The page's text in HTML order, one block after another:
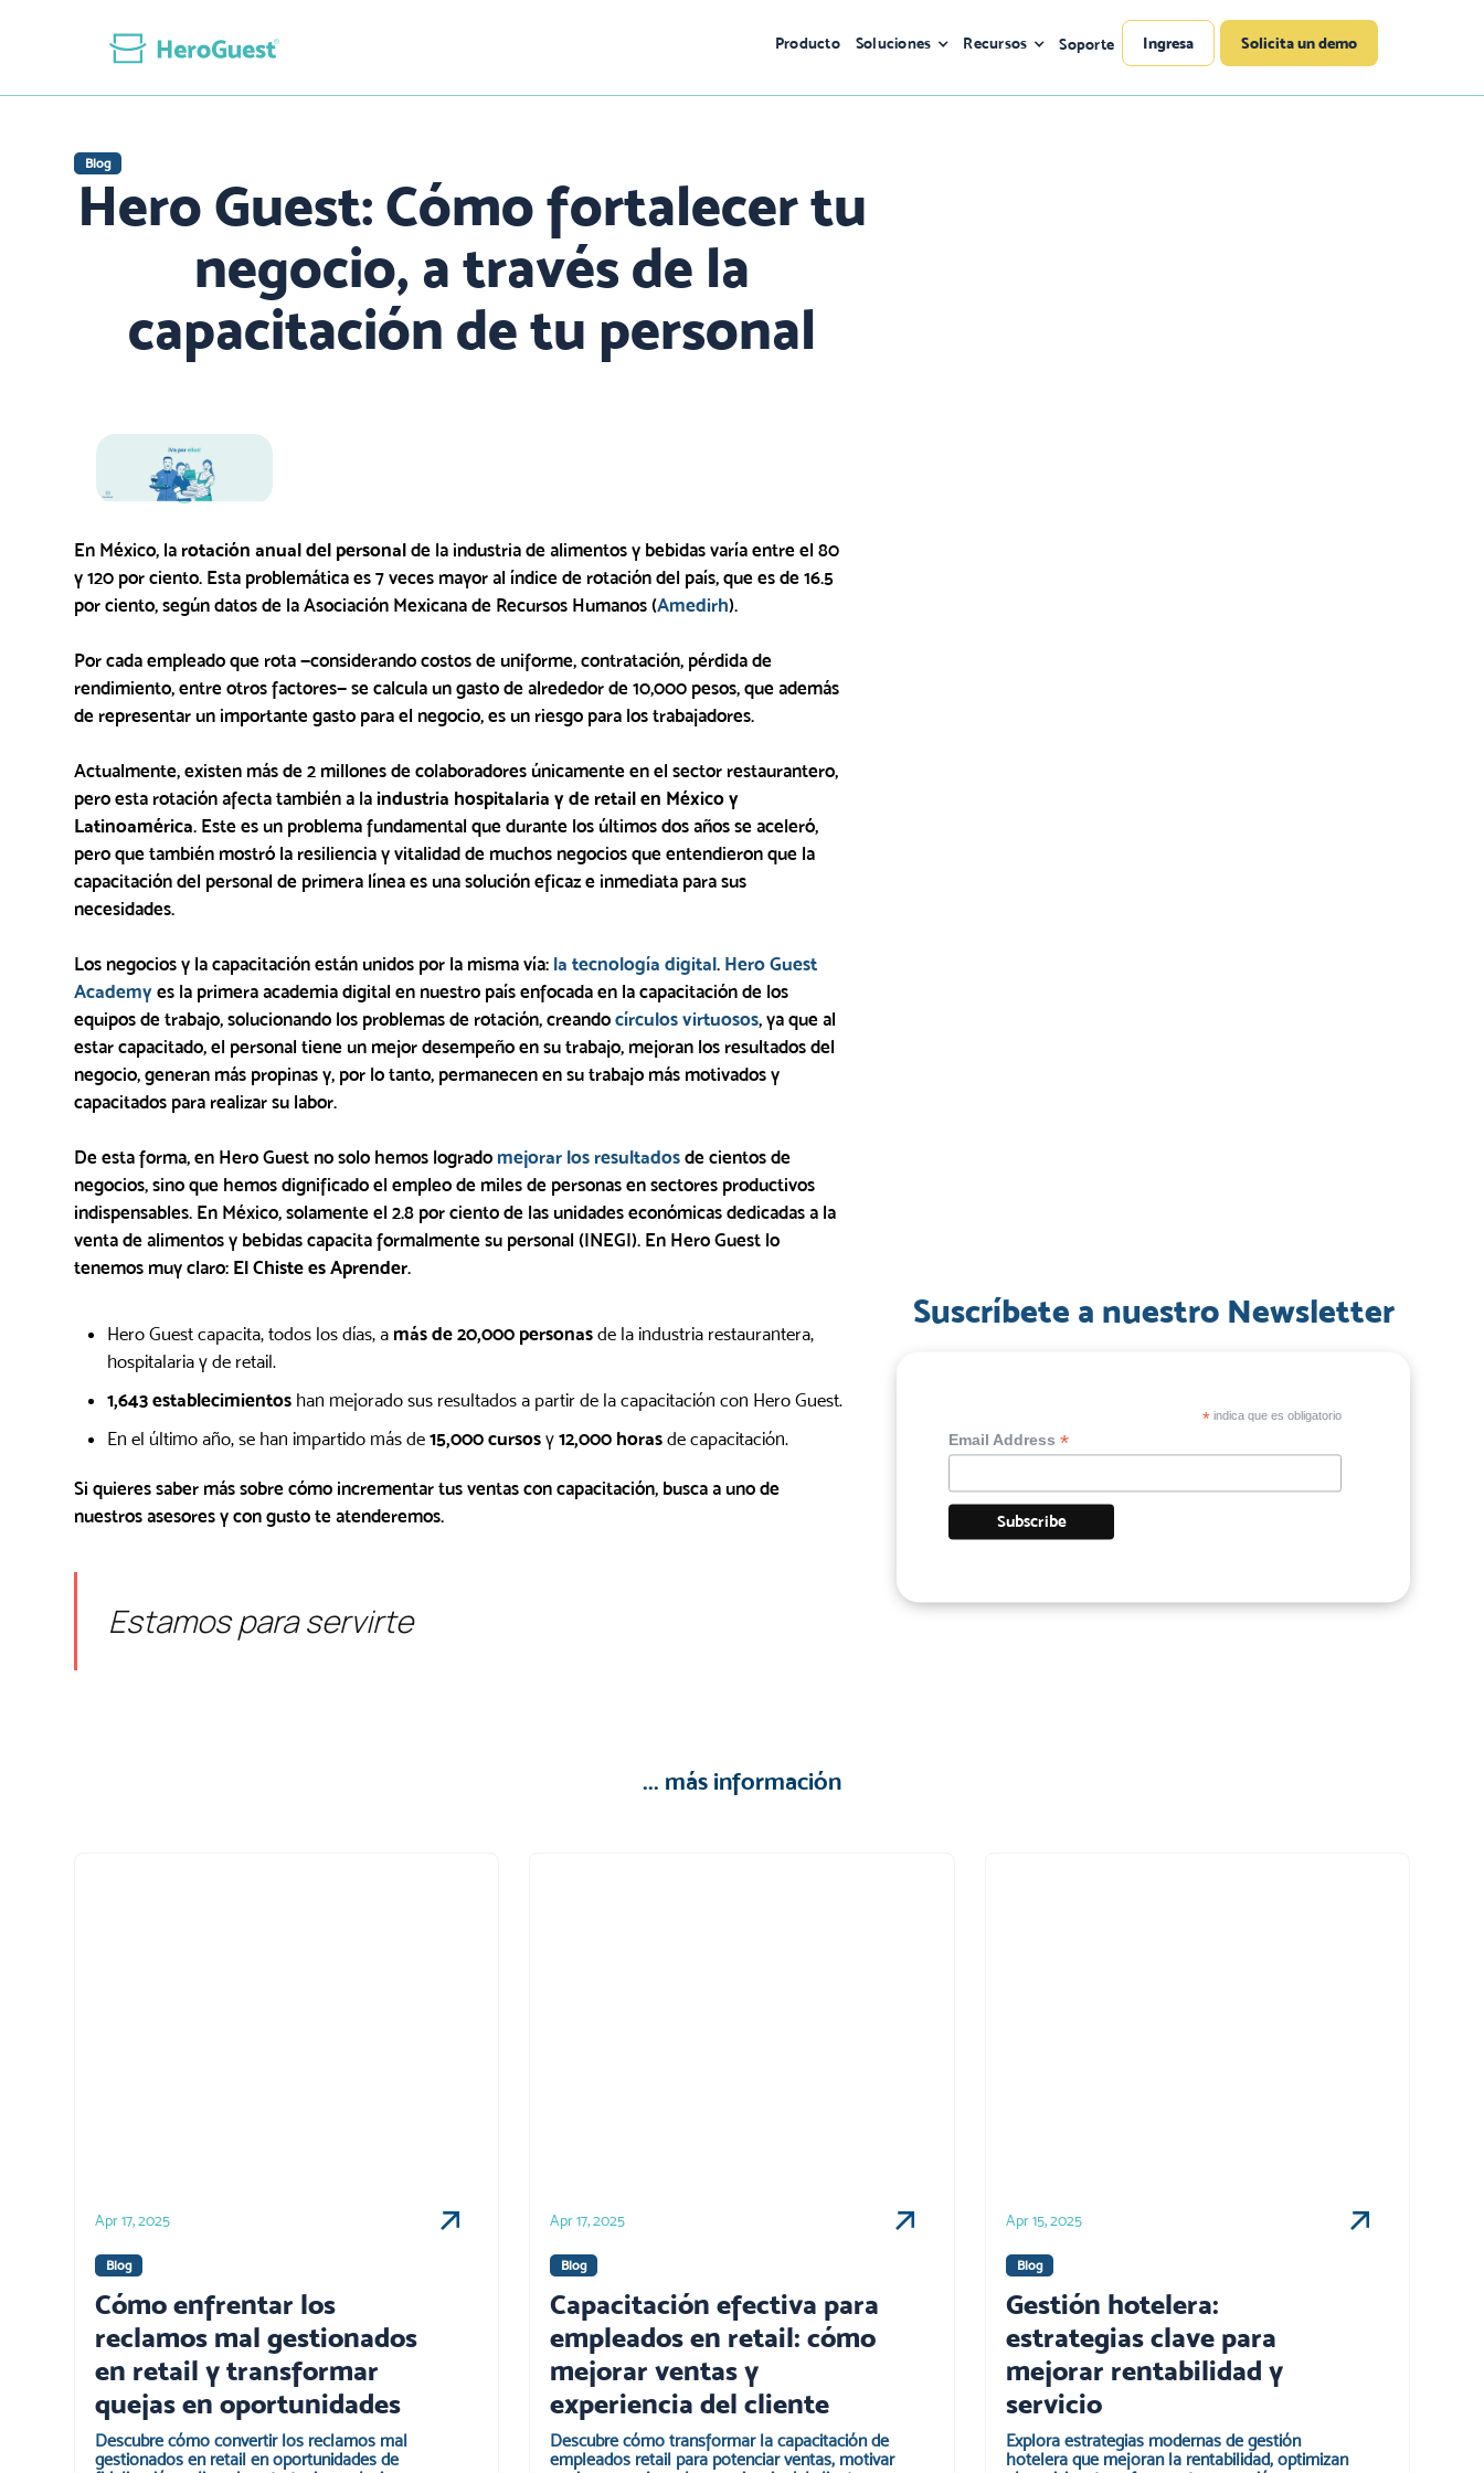
Blog
Hero Guest: Cómo fortalecer tu
negocio, a través de la
capacitación de tu personal
En México, la rotación anual del personal de la industria de alimentos y bebidas varía entre el 80
y 120 por ciento. Esta problemática es 7 veces mayor al índice de rotación del país, que es de 16.5
por ciento, según datos de la Asociación Mexicana de Recursos Humanos (Amedirh).
Por cada empleado que rota —considerando costos de uniforme, contratación, pérdida de
rendimiento, entre otros factores— se calcula un gasto de alrededor de 10,000 pesos, que además
de representar un importante gasto para el negocio, es un riesgo para los trabajadores.
Actualmente, existen más de 2 millones de colaboradores únicamente en el sector restaurantero,
pero esta rotación afecta también a la industria hospitalaria y de retail en México y
Latinoamérica. Este es un problema fundamental que durante los últimos dos años se aceleró,
pero que también mostró la resiliencia y vitalidad de muchos negocios que entendieron que la
capacitación del personal de primera línea es una solución eficaz e inmediata para sus
necesidades.
Los negocios y la capacitación están unidos por la misma vía: la tecnología digital. Hero Guest
Academy es la primera academia digital en nuestro país enfocada en la capacitación de los
equipos de trabajo, solucionando los problemas de rotación, creandocírculos virtuosos, ya que al
estar capacitado, el personal tiene un mejor desempeño en su trabajo, mejoran los resultados del
negocio, generan más propinas y, por lo tanto, permanecen en su trabajo más motivados y
capacitados para realizar su labor.
De esta forma, en Hero Guest no solo hemos logrado mejorar los resultados de cientos de
negocios, sino que hemos dignificado el empleo de miles de personas en sectores productivos
indispensables. En México, solamente el 2.8 por ciento de las unidades económicas dedicadas a la
venta de alimentos y bebidas capacita formalmente su personal (INEGI). En Hero Guest lo
tenemos muy claro: El Chiste es Aprender.
Hero Guest capacita, todos los días, a más de 20,000 personas de la industria restaurantera,
hospitalaria y de retail.
1,643 establecimientos han mejorado sus resultados a partir de la capacitación con Hero Guest.
En el último año, se han impartido más de15,000 cursos y12,000 horas de capacitación.
Si quieres saber más sobre cómo incrementar tus ventas con capacitación, busca a uno de
nuestros asesores y con gusto te atenderemos.
Estamos para servirte
Suscríbete a nuestro Newsletter
*indica que es obligatorio
Email Address*
... más información
Apr 17, 2025
Blog
Cómo enfrentar los
reclamos mal gestionados
en retail y transformar
quejas en oportunidades
Descubre cómo convertir los reclamos mal
gestionados en retail en oportunidades de
Apr 17, 2025
Blog
Capacitación efectiva para
empleados en retail: cómo
mejorar ventas y
experiencia del cliente
Descubre cómo transformar la capacitación de
empleados retail para potenciar ventas, motivar
Apr 15, 2025
Blog
Gestión hotelera:
estrategias clave para
mejorar rentabilidad y
servicio
Explora estrategias modernas de gestión
hotelera que mejoran la rentabilidad, optimizan
Producto Soluciones Recursos Soporte Ingresa Solicita un demo